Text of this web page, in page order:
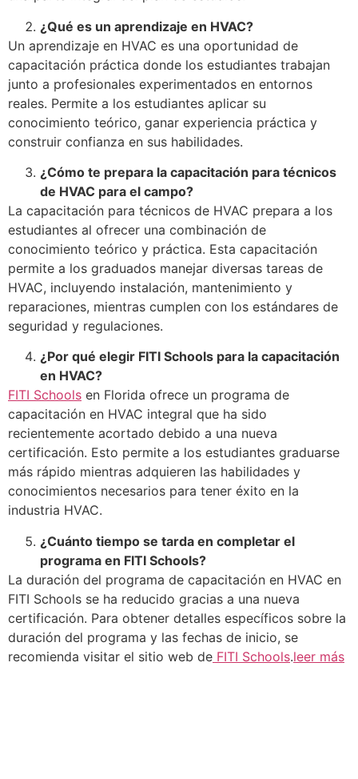
¿Qué es un aprendizaje en HVAC?
Un aprendizaje en HVAC es una oportunidad de
capacitación práctica donde los estudiantes trabajan
junto a profesionales experimentados en entornos
reales. Permite a los estudiantes aplicar su
conocimiento teórico, ganar experiencia práctica y
construir confianza en sus habilidades.
¿Cómo te prepara la capacitación para técnicos
de HVAC para el campo?
La capacitación para técnicos de HVAC prepara a los
estudiantes al ofrecer una combinación de
conocimiento teórico y práctica. Esta capacitación
permite a los graduados manejar diversas tareas de
HVAC, incluyendo instalación, mantenimiento y
reparaciones, mientras cumplen con los estándares de
seguridad y regulaciones.
¿Por qué elegir FITI Schools para la capacitación
en HVAC?
FITI Schools en Florida ofrece un programa de
capacitación en HVAC integral que ha sido
recientemente acortado debido a una nueva
certificación. Esto permite a los estudiantes graduarse
más rápido mientras adquieren las habilidades y
conocimientos necesarios para tener éxito en la
industria HVAC.
¿Cuánto tiempo se tarda en completar el
programa en FITI Schools?
La duración del programa de capacitación en HVAC en
FITI Schools se ha reducido gracias a una nueva
certificación. Para obtener detalles específicos sobre la
duración del programa y las fechas de inicio, se
recomienda visitar el sitio web de FITI Schools.leer más